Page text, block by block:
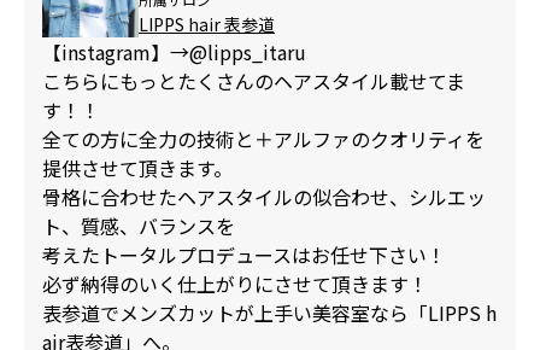
LIPPS hair 表参道
【instagram】→@lipps_itaru
こちらにもっとたくさんのヘアスタイル載せてま
す！！
全ての方に全力の技術と＋アルファのクオリティを
提供させて頂きます。
骨格に合わせたヘアスタイルの似合わせ、シルエッ
ト、質感、バランスを
考えたトータルプロデュースはお任せ下さい！
必ず納得のいく仕上がりにさせて頂きます！
表参道でメンズカットが上手い美容室なら「LIPPS h
air表参道」へ。